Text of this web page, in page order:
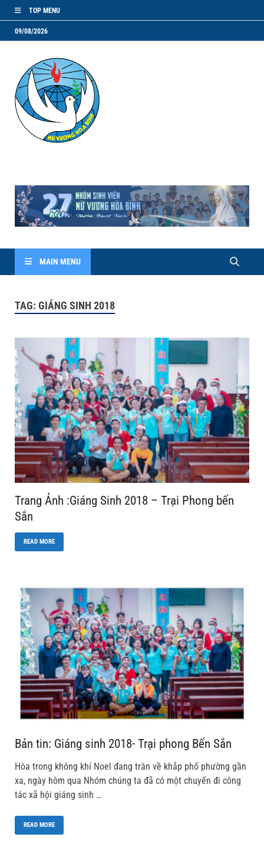
TOP MENU
09/08/2026
MAIN MENU
TAG: GIÁNG SINH 2018
Trang Ảnh :Giáng Sinh 2018 – Trại Phong bến
Sắn
READ MORE
Bản tin: Giáng sinh 2018- Trại phong Bến Sắn
Hòa trong không khí Noel đang tràn về khắp phố phường gần
xa, ngày hôm qua Nhóm chúng ta đã có một chuyến đi công
tác xã hội giáng sinh …
READ MORE